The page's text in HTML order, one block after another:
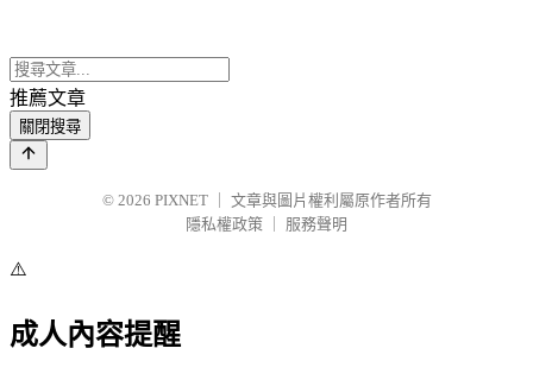
推薦文章
關閉搜尋
© 2026 PIXNET
文章與圖片權利屬原作者所有
隱私權政策
服務聲明
⚠️
成人內容提醒